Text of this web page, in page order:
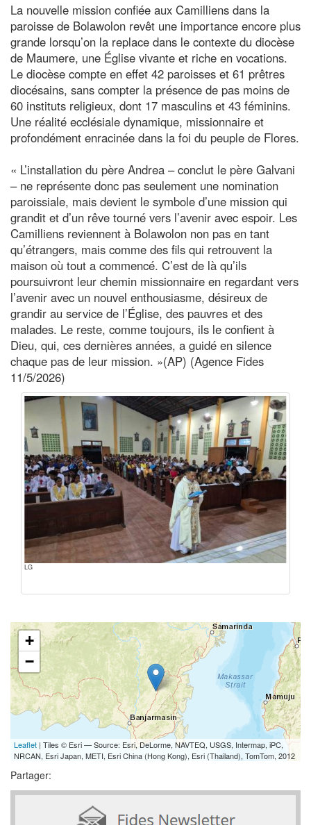
La nouvelle mission confiée aux Camilliens dans la
paroisse de Bolawolon revêt une importance encore plus
grande lorsqu’on la replace dans le contexte du diocèse
de Maumere, une Église vivante et riche en vocations.
Le diocèse compte en effet 42 paroisses et 61 prêtres
diocésains, sans compter la présence de pas moins de
60 instituts religieux, dont 17 masculins et 43 féminins.
Une réalité ecclésiale dynamique, missionnaire et
profondément enracinée dans la foi du peuple de Flores.
« L’installation du père Andrea – conclut le père Galvani
– ne représente donc pas seulement une nomination
paroissiale, mais devient le symbole d’une mission qui
grandit et d’un rêve tourné vers l’avenir avec espoir. Les
Camilliens reviennent à Bolawolon non pas en tant
qu’étrangers, mais comme des fils qui retrouvent la
maison où tout a commencé. C’est de là qu’ils
poursuivront leur chemin missionnaire en regardant vers
l’avenir avec un nouvel enthousiasme, désireux de
grandir au service de l’Église, des pauvres et des
malades. Le reste, comme toujours, ils le confient à
Dieu, qui, ces dernières années, a guidé en silence
chaque pas de leur mission. »(AP) (Agence Fides
11/5/2026)
LG
+
−
Leaflet | Tiles © Esri — Source: Esri, DeLorme, NAVTEQ, USGS, Intermap, iPC,
NRCAN, Esri Japan, METI, Esri China (Hong Kong), Esri (Thailand), TomTom, 2012
Partager: